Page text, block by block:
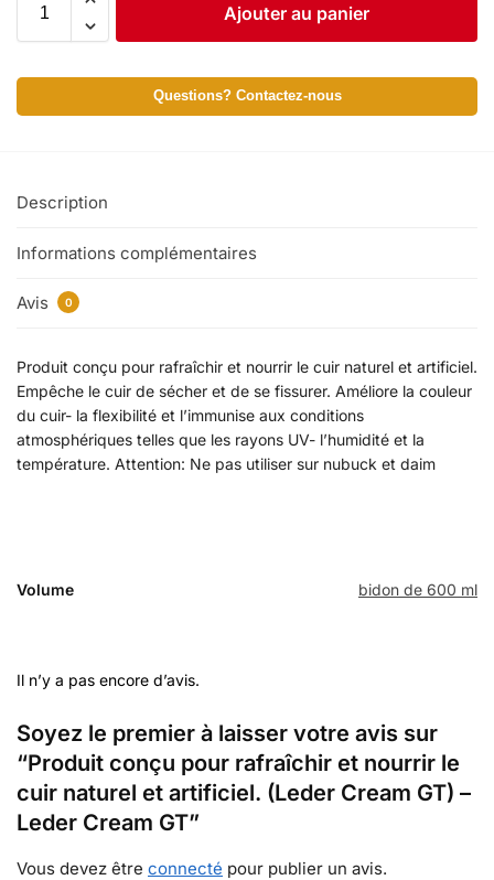
Ajouter au panier
Questions? Contactez-nous
Description
Informations complémentaires
Avis 0
Produit conçu pour rafraîchir et nourrir le cuir naturel et artificiel.
Empêche le cuir de sécher et de se fissurer. Améliore la couleur
du cuir- la flexibilité et l’immunise aux conditions
atmosphériques telles que les rayons UV- l’humidité et la
température. Attention: Ne pas utiliser sur nubuck et daim
Volume bidon de 600 ml
Il n’y a pas encore d’avis.
Soyez le premier à laisser votre avis sur
“Produit conçu pour rafraîchir et nourrir le
cuir naturel et artificiel. (Leder Cream GT) –
Leder Cream GT”
Vous devez être connecté pour publier un avis.